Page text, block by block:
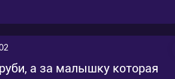
а за малышку которая